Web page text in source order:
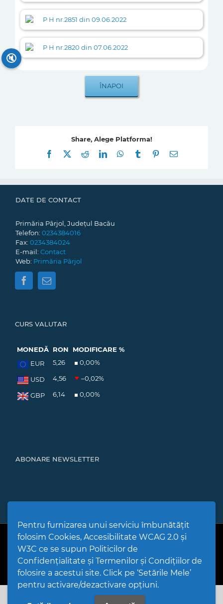
Pentru furnizarea unui serviciu îmbunătățit
folosim Cookies, Accesibilitate WCAG 2.0 și
W3C ce se supun Politicilor de
Confidențialitate și Termenilor și Condițiilor de
folosire a acestui site. Click pe ‘Setările Mele’
pentru activare/dezactivare opțiuni.
P H nr.2851 din 09.06.2022
P H nr.2820 din 07.06.2022
Share, Alege Platforma!
Facebook
RedditLinkedInWhatsApp
Tumblr Pinterest
E-
DATE DE CONTACT
Primăria Pârjol, Județul Bacău
Telefon: 0234384016
Fax: 0234384024
E-mail: Contact
Web: Primăria Pârjol
CURS VALUTAR
MONEDĂ RON
MODIFICARE %
EUR
5,26 0,00%
USD 4,56 –0,02%
GBP 6,14 0,00%
ABONARE NEWSLETTER
PPW @2026 |Hartă Website|Setări Cookies și Accesibilitate
Politică de utilizare Cookies|Politică de confidențialitate site
Termeni și condiții de utilizare a site-ului
🔇